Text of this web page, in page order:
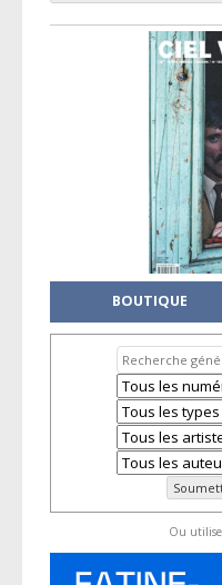
BOUTIQUE
Ou